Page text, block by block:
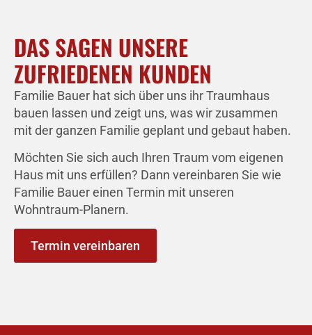
DAS SAGEN UNSERE
ZUFRIEDENEN KUNDEN
Familie Bauer hat sich über uns ihr Traumhaus
bauen lassen und zeigt uns, was wir zusammen
mit der ganzen Familie geplant und gebaut haben.
Möchten Sie sich auch Ihren Traum vom eigenen
Haus mit uns erfüllen? Dann vereinbaren Sie wie
Familie Bauer einen Termin mit unseren
Wohntraum-Planern.
Termin vereinbaren